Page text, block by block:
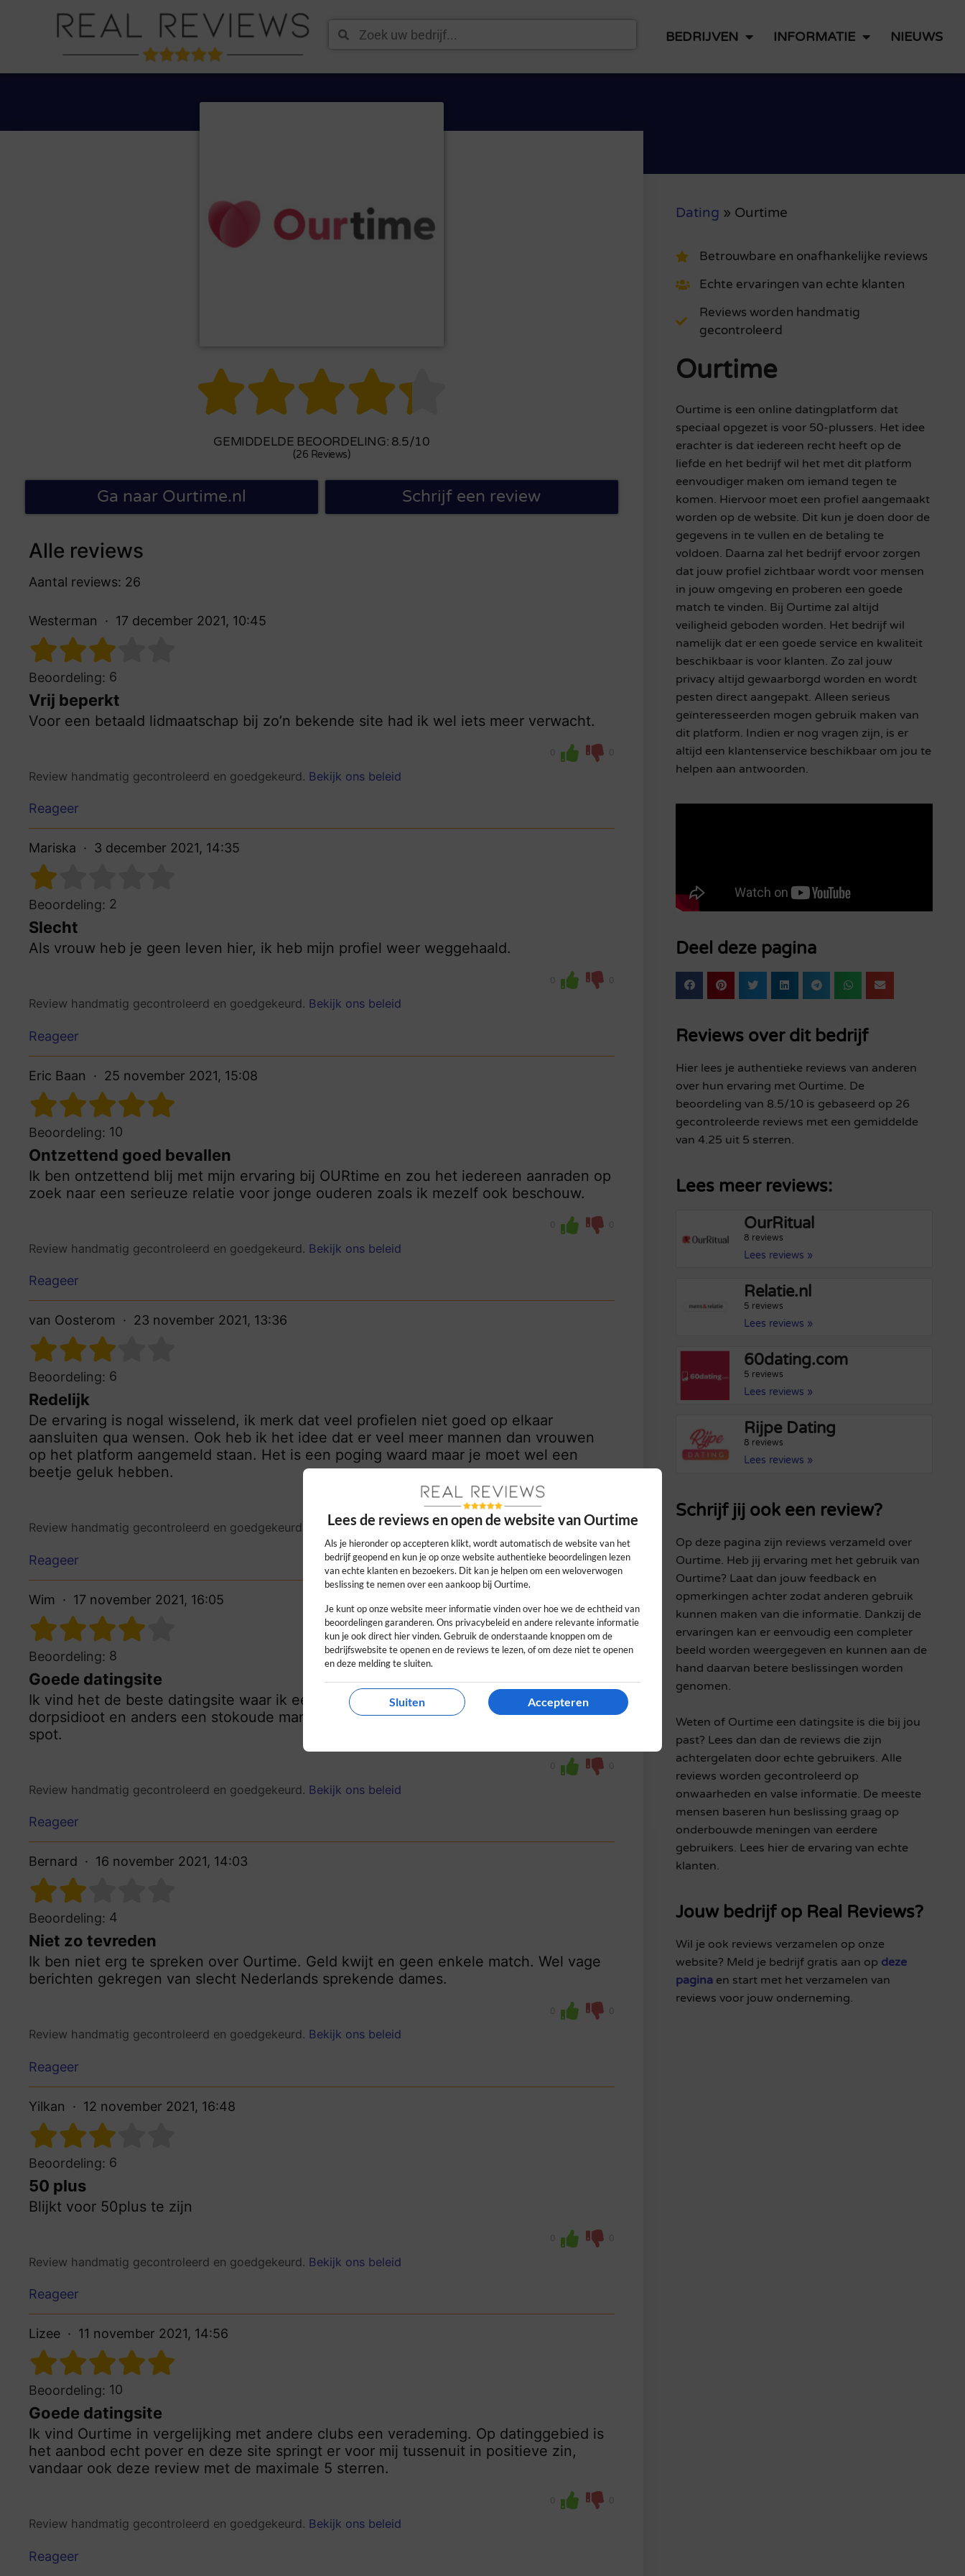
BEDRIJVEN INFORMATIE NIEUWS

GEMIDDELDE BEOORDELING: 8.5/10
(26 Reviews)
Ga naar Ourtime.nl Schrijf een review
Alle reviews
Aantal reviews: 26
Westerman 17 december 2021, 10:45
Beoordeling: 6
Vrij beperkt
Voor een betaald lidmaatschap bij zo’n bekende site had ik wel iets meer verwacht.
0 0
Review handmatig gecontroleerd en goedgekeurd. Bekijk ons beleid
Reageer
Mariska 3 december 2021, 14:35
Beoordeling: 2
Slecht
Als vrouw heb je geen leven hier, ik heb mijn profiel weer weggehaald.
0 0
Review handmatig gecontroleerd en goedgekeurd. Bekijk ons beleid
Reageer
Eric Baan 25 november 2021, 15:08
Beoordeling: 10
Ontzettend goed bevallen
Ik ben ontzettend blij met mijn ervaring bij OURtime en zou het iedereen aanraden op
zoek naar een serieuze relatie voor jonge ouderen zoals ik mezelf ook beschouw.
0 0
Review handmatig gecontroleerd en goedgekeurd. Bekijk ons beleid
Reageer
van Oosterom 23 november 2021, 13:36
Beoordeling: 6
Redelijk
De ervaring is nogal wisselend, ik merk dat veel profielen niet goed op elkaar
aansluiten qua wensen. Ook heb ik het idee dat er veel meer mannen dan vrouwen
op het platform aangemeld staan. Het is een poging waard maar je moet wel een
beetje geluk hebben.
Review handmatig gecontroleerd en goedgekeurd. Bekijk ons beleid
Reageer
Wim 17 november 2021, 16:05
Beoordeling: 8
Goede datingsite
Ik vind het de beste datingsite waar ik een profiel heb gehad. Soms voel je je net de
dorpsidioot en anders een stokoude man. Our-time is voor mij precies in de sweet
spot.
0 0
Review handmatig gecontroleerd en goedgekeurd. Bekijk ons beleid
Reageer
Bernard 16 november 2021, 14:03
Beoordeling: 4
Niet zo tevreden
Ik ben niet erg te spreken over Ourtime. Geld kwijt en geen enkele match. Wel vage
berichten gekregen van slecht Nederlands sprekende dames.
0 0
Review handmatig gecontroleerd en goedgekeurd. Bekijk ons beleid
Reageer
Yilkan 12 november 2021, 16:48
Beoordeling: 6
50 plus
Blijkt voor 50plus te zijn
0 0
Review handmatig gecontroleerd en goedgekeurd. Bekijk ons beleid
Reageer
Lizee 11 november 2021, 14:56
Beoordeling: 10
Goede datingsite
Ik vind Ourtime in vergelijking met andere clubs een verademing. Op datinggebied is
het aanbod echt pover en deze site springt er voor mij tussenuit in positieve zin,
vandaar ook deze review met de maximale 5 sterren.
0 0
Review handmatig gecontroleerd en goedgekeurd. Bekijk ons beleid
Reageer
Dating » Ourtime
Betrouwbare en onafhankelijke reviews
Echte ervaringen van echte klanten
Reviews worden handmatig
gecontroleerd
Ourtime
Ourtime is een online datingplatform dat
speciaal opgezet is voor 50-plussers. Het idee
erachter is dat iedereen recht heeft op de
liefde en het bedrijf wil het met dit platform
eenvoudiger maken om iemand tegen te
komen. Hiervoor moet een profiel aangemaakt
worden op de website. Dit kun je doen door de
gegevens in te vullen en de betaling te
voldoen. Daarna zal het bedrijf ervoor zorgen
dat jouw profiel zichtbaar wordt voor mensen
in jouw omgeving en proberen een goede
match te vinden. Bij Ourtime zal altijd
veiligheid geboden worden. Het bedrijf wil
namelijk dat er een goede service en kwaliteit
beschikbaar is voor klanten. Zo zal jouw
privacy altijd gewaarborgd worden en wordt
pesten direct aangepakt. Alleen serieus
geïnteresseerden mogen gebruik maken van
dit platform. Indien er nog vragen zijn, is er
altijd een klantenservice beschikbaar om jou te
helpen aan antwoorden.
Deel deze pagina
Reviews over dit bedrijf
Hier lees je authentieke reviews van anderen
over hun ervaring met Ourtime. De
beoordeling van 8.5/10 is gebaseerd op 26
gecontroleerde reviews met een gemiddelde
van 4.25 uit 5 sterren.
Lees meer reviews:
OurRitual
8 reviews
Lees reviews »
Relatie.nl
5 reviews
Lees reviews »
60dating.com
5 reviews
Lees reviews »
Rijpe Dating
8 reviews
Lees reviews »
Schrijf jij ook een review?
Op deze pagina zijn reviews verzameld over
Ourtime. Heb jij ervaring met het gebruik van
Ourtime? Laat dan jouw feedback en
opmerkingen achter zodat anderen gebruik
kunnen maken van die informatie. Dankzij de
ervaringen kan er eenvoudig een completer
beeld worden weergegeven en kunnen aan de
hand daarvan betere beslissingen worden
genomen.
Weten of Ourtime een datingsite is die bij jou
past? Lees dan dan de reviews die zijn
achtergelaten door echte gebruikers. Alle
reviews worden gecontroleerd op
onwaarheden en valse informatie. De meeste
mensen baseren hun beslissing graag op
onderbouwde meningen van eerdere
gebruikers. Lees hier de ervaring van echte
klanten.
Jouw bedrijf op Real Reviews?
Wil je ook reviews verzamelen op onze
website? Meld je bedrijf gratis aan op deze
paginaen start met het verzamelen van
reviews voor jouw onderneming.
Lees de reviews en open de website van Ourtime
Als je hieronder op accepteren klikt, wordt automatisch de website van het
bedrijf geopend en kun je op onze website authentieke beoordelingen lezen
van echte klanten en bezoekers. Dit kan je helpen om een weloverwogen
beslissing te nemen over een aankoop bij Ourtime.
Je kunt op onze website meer informatie vinden over hoe we de echtheid van
beoordelingen garanderen. Ons privacybeleid en andere relevante informatie
kun je ook direct hier vinden. Gebruik de onderstaande knoppen om de
bedrijfswebsite te openen en de reviews te lezen, of om deze niet te openen
en deze melding te sluiten.
Sluiten Accepteren